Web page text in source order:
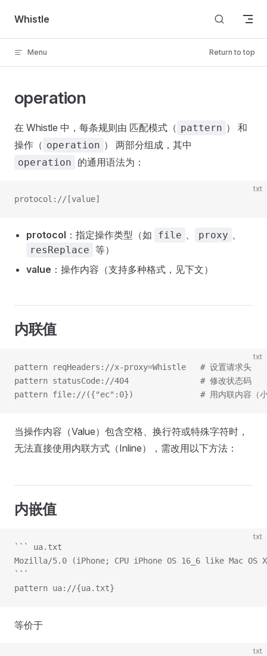
Skip to content
Whistle
Menu Return to top
operation
在 Whistle 中，每条规则由 匹配模式（ pattern ） 和
操作（ operation ） 两部分组成，其中
operation 的通用语法为：
txt
protocol://[value]
protocol ：指定操作类型（如 file 、 proxy 、
resReplace 等）
value ：操作内容（支持多种格式，见下文）
内联值
txt
pattern reqHeaders://x-proxy=Whistle   # 设置请求头
pattern statusCode://404               # 修改状态码
pattern file://({"ec":0})              # 用内联内容（小括
当操作内容（Value）包含空格、换行符或特殊字符时，
无法直接使用内联方式（Inline），需改用以下方法：
内嵌值
txt
``` ua.txt
Mozilla/5.0 (iPhone; CPU iPhone OS 16_6 like Mac
```
pattern ua://{ua.txt}
等价于
txt